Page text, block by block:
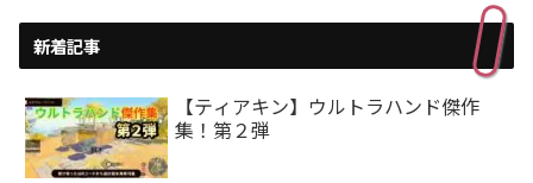
新着記事
【ティアキン】ウルトラハンド傑作
集！第２弾